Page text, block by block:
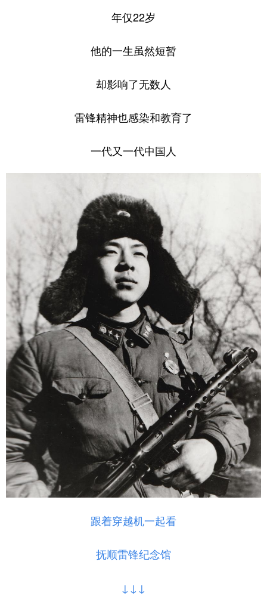
年仅22岁
他的一生虽然短暂
却影响了无数人
雷锋精神也感染和教育了
一代又一代中国人
跟着穿越机一起看
抚顺雷锋纪念馆
↓↓↓